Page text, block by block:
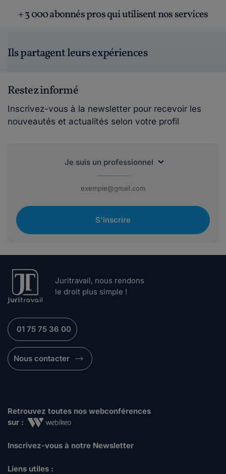
+ 3 000 abonnés pros qui utilisent nos services
Ils partagent leurs expériences
Restez informé
Inscrivez-vous à la newsletter pour recevoir les
nouveautés et actualités selon votre profil
S'inscrire
Juritravail, nous rendons
le droit plus simple !
01 75 75 36 00
Nous contacter
Retrouvez toutes nos webconférences
sur :
Inscrivez-vous à notre Newsletter
Liens utiles :